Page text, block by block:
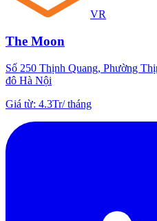
VR
The Moon
Số 250 Thịnh Quang, Phường
đô Hà Nội
Giá từ: 4.3Tr/tháng